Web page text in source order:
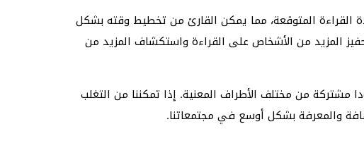
القراءة المتوقعة، مما يمكن القارئ من تخطيط وقته بشكل
المزيد من الأشخاص على القراءة واستكشاف المزيد من
من مختلف الأطراف المعنية. إذا تمكننا من التغلب
والمعرفة بشكل أوسع في مجتمعاتنا.